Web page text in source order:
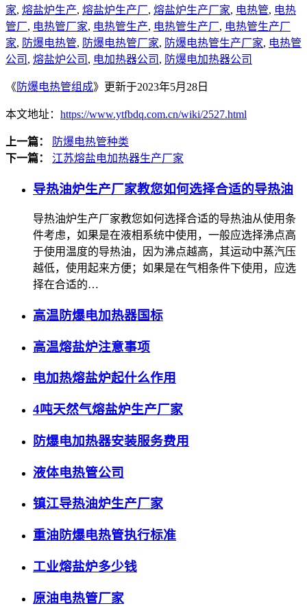
家, 熔盐炉生产, 熔盐炉生产厂, 熔盐炉生产厂家, 电热管, 电热
管厂, 电热管厂家, 电热管生产, 电热管生产厂, 电热管生产厂
家, 防爆电热管, 防爆电热管厂家, 防爆电热管生产厂家, 电热管
公司 , 熔盐炉公司 , 电加热器公司 , 防爆电加热器公司
《 防爆电热管组成》更新于2023年5月28日
本文地址： https://www.ytfbdq.com.cn/wiki/2527.html
上一篇：
防爆电热管种类
下一篇：
江苏熔盐电加热器生产厂家
导热油炉生产厂家教您如何选择合适的导热油
导热油炉生产厂家教您如何选择合适的导热油从使用条
件考虑，如果是在液相系统中使用，一般应选择沸点高
于使用温度的导热油，因为沸点越高，其运动中蒸汽压
越低，使用起来方便；如果是在气相条件下使用，应选
择在合适的…
高温防爆电加热器国标
高温熔盐炉注意事项
电加热熔盐炉起什么作用
4吨天然气熔盐炉生产厂家
防爆电加热器安装服务费用
液体电热管公司
镇江导热油炉生产厂家
重油防爆电热管执行标准
工业熔盐炉多少钱
原油电热管厂家